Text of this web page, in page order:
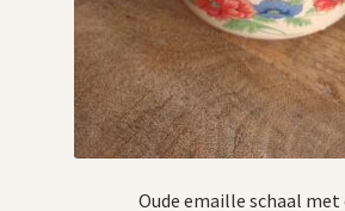
Oude emaille schaal met